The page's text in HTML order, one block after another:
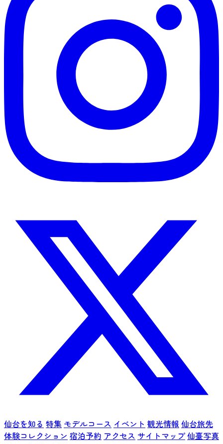
仙台を知る 特集 モデルコース イベント 観光情報 仙台旅先
体験コレクション 宿泊予約 アクセス サイトマップ仙臺写真